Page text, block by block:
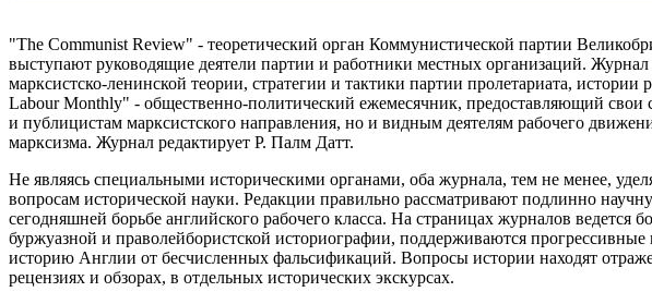
"The Communist Review" - теоретический орган Коммунистической партии
выступают руководящие деятели партии и работники местных организаций. Журнал
марксистско-ленинской теории, стратегии и тактики партии пролетариата, истории
Labour Monthly" - общественно-политический ежемесячник, предоставляющий свои
и публицистам марксистского направления, но и видным деятелям рабочего
марксизма. Журнал редактирует Р. Палм Датт.
Не являясь специальными историческими органами, оба журнала, тем не менее,
вопросам исторической науки. Редакции правильно рассматривают подлинно
сегодняшней борьбе английского рабочего класса. На страницах журналов ведется
буржуазной и праволейбористской историографии, поддерживаются прогрессивные
историю Англии от бесчисленных фальсификаций. Вопросы истории находят
рецензиях и обзорах, в отдельных исторических экскурсах.